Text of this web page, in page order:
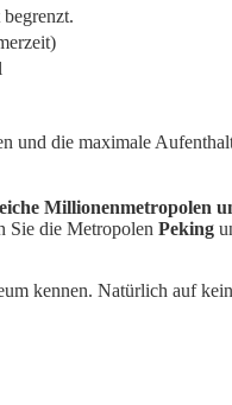
und die maximale
Millionenmetropolen
Sie die Metropolen Peking
kennen. Natürlich auf